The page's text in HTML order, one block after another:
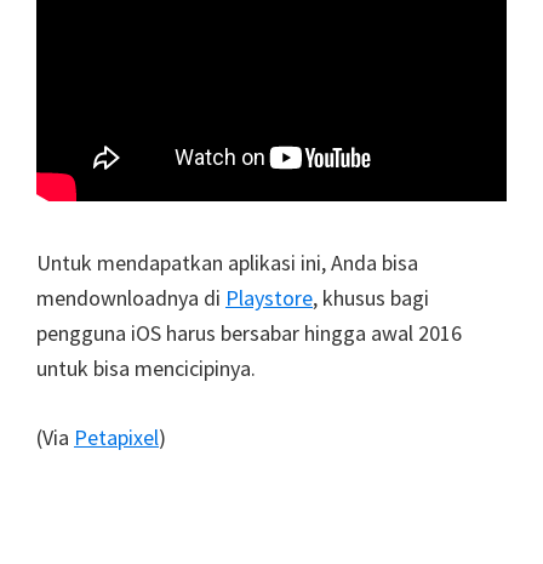
Untuk mendapatkan aplikasi ini, Anda bisa
mendownloadnya di Playstore, khusus bagi
pengguna iOS harus bersabar hingga awal 2016
untuk bisa mencicipinya.
(Via Petapixel)